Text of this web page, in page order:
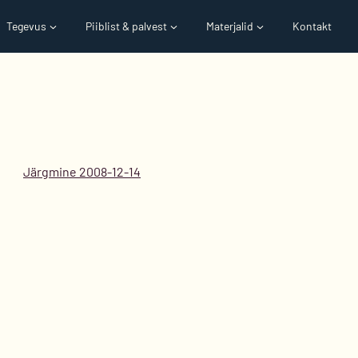
Tegevus Piiblist & palvest Materjalid Kontakt
Järgmine 2008-12-14